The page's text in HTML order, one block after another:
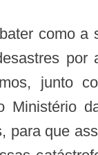
como a
por
junto
Ministério
para que